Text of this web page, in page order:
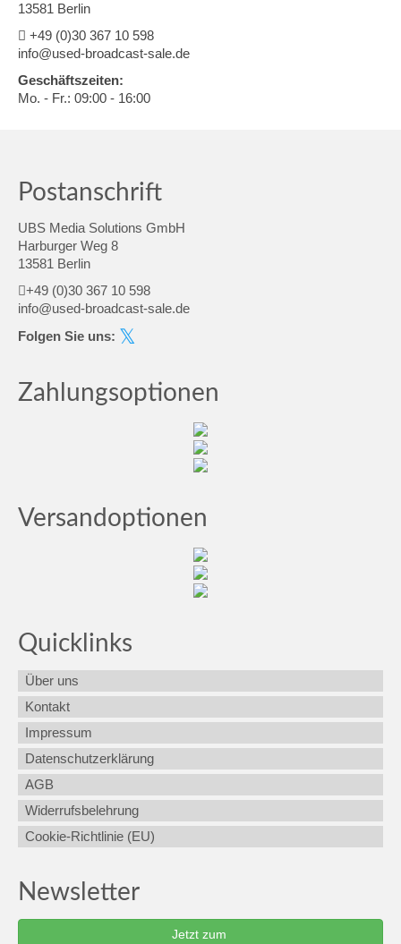
13581 Berlin
+49 (0)30 367 10 598
info@used-broadcast-sale.de
Geschäftszeiten:
Mo. - Fr.: 09:00 - 16:00
Postanschrift
UBS Media Solutions GmbH
Harburger Weg 8
13581 Berlin
+49 (0)30 367 10 598
info@used-broadcast-sale.de
Folgen Sie uns:
Zahlungsoptionen
Versandoptionen
Quicklinks
Über uns
Kontakt
Impressum
Datenschutzerklärung
AGB
Widerrufsbelehrung
Cookie-Richtlinie (EU)
Newsletter
Jetzt zum